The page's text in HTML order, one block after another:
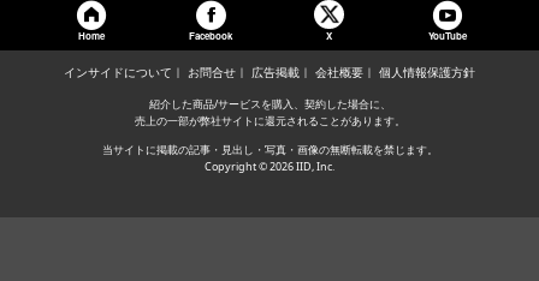
Home Facebook X YouTube
インサイドについて お問合せ 広告掲載 会社概要 個人情報保護方針
紹介した商品/サービスを購入、契約した場合に、
売上の一部が弊社サイトに還元されることがあります。
当サイトに掲載の記事・見出し・写真・画像の無断転載を禁じます。
Copyright © 2026 IID, Inc.